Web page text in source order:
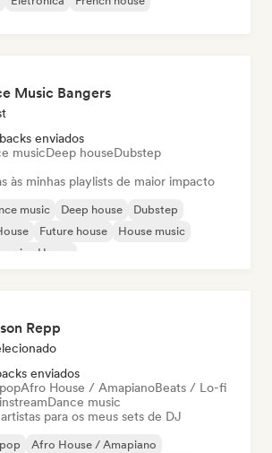
Music Bangers
enviados
musicDeep houseDubstep
às minhas playlists de maior impacto
music Deep house
Dubstep
Future house
House music
House
Repp
enviados
Afro House / AmapianoBeats / Lo-fi
Dance music
para os meus sets de DJ
Afro House / Amapiano